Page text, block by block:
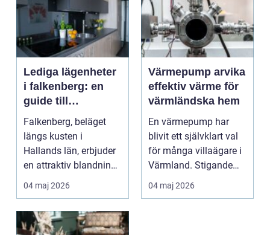
Lediga lägenheter
i falkenberg: en
guide till
boendemarknaden
Falkenberg, beläget
längs kusten i
Hallands län, erbjuder
en attraktiv blandning
av naturskönhet och...
04 maj 2026
Värmepump arvika
effektiv värme för
värmländska hem
En värmepump har
blivit ett självklart val
för många villaägare i
Värmland. Stigande
energipriser, k...
04 maj 2026